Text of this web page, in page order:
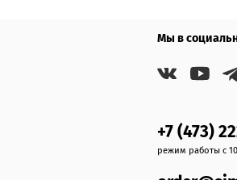
Мы в
+7 (473)
режим работы с